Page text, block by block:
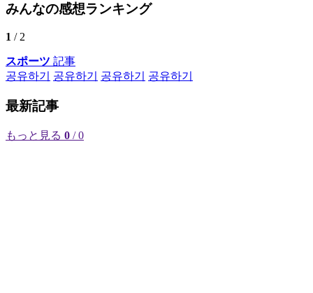
みんなの感想ランキング
1 / 2
スポーツ 記事
공유하기
공유하기 공유하기 공유하기
最新記事
もっと見る 0 / 0